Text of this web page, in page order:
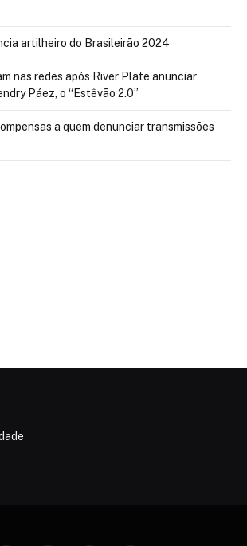
artilheiro do Brasileirão 2024
nas redes após River Plate anunciar
Páez, o “Estêvão 2.0”
a quem denunciar transmissões